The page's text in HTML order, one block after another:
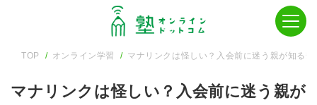
TOP オンライン学習 マナリンクは怪しい？入会前に迷う親が知る
マナリンクは怪しい？入会前に迷う親が